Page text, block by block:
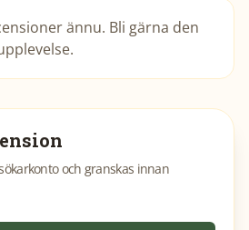
ännu. Bli gärna den
och granskas innan